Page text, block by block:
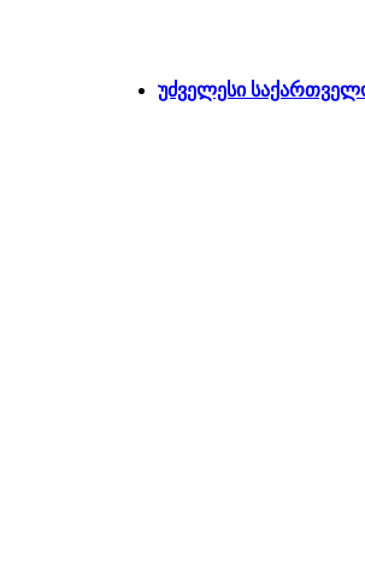
უძველესი